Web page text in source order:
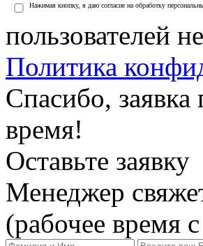
Нажимая кнопку, я даю согласие на обработку
пользователей
Политика
Спасибо,
время!
Оставьте заявку
Менеджер
(рабочее время